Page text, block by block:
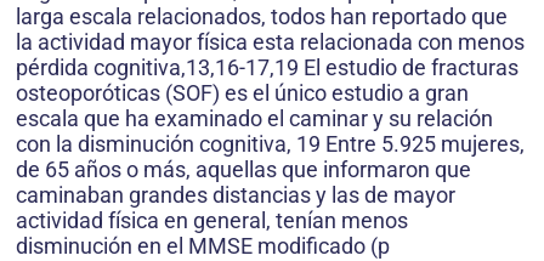
larga escala relacionados, todos han reportado que
la actividad mayor física esta relacionada con menos
pérdida cognitiva,13,16-17,19 El estudio de fracturas
osteoporóticas (SOF) es el único estudio a gran
escala que ha examinado el caminar y su relación
con la disminución cognitiva, 19 Entre 5.925 mujeres,
de 65 años o más, aquellas que informaron que
caminaban grandes distancias y las de mayor
actividad física en general, tenían menos
disminución en el MMSE modificado (p